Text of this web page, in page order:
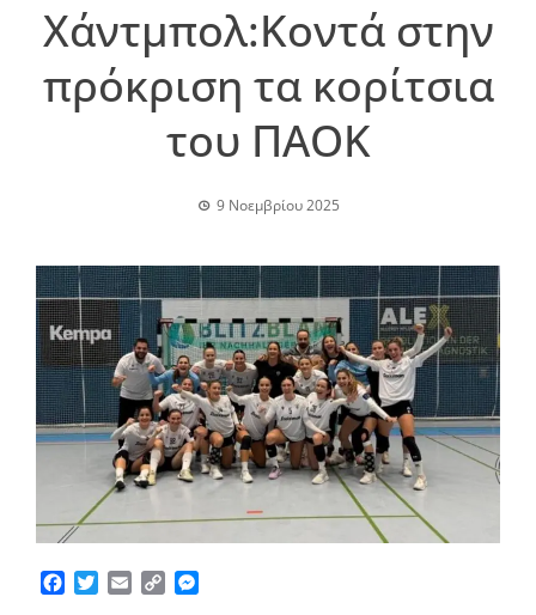
Χάντμπολ:Κοντά στην
πρόκριση τα κορίτσια
του ΠΑΟΚ
9 Νοεμβρίου 2025
Facebook
TwitterEmailCopy